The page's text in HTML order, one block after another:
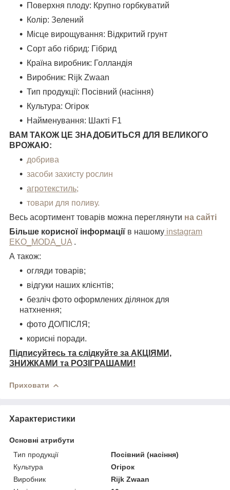
Поверхня плоду: Крупно горбкуватий
Колір: Зелений
Місце вирощування: Відкритий грунт
Сорт або гібрид: Гібрид
Країна виробник: Голландія
Виробник: Rijk Zwaan
Тип продукції: Посівний (насіння)
Культура: Огірок
Найменування: Шакті F1
ВАМ ТАКОЖ ЦЕ ЗНАДОБИТЬСЯ ДЛЯ ВЕЛИКОГО
ВРОЖАЮ:
добрива
засоби захисту рослин
агротекстиль;
товари для поливу.
Весь асортимент товарів можна переглянути на сайті
Більше корисної інформації в нашому instagram
EKO_MODA_UA .
А також:
огляди товарів;
відгуки наших клієнтів;
безліч фото оформлених ділянок для
натхнення;
фото ДО/ПІСЛЯ;
корисні поради.
Підписуйтесь та слідкуйте за АКЦІЯМИ,
ЗНИЖКАМИ та РОЗІГРАШАМИ!
Приховати
Характеристики
Основні атрибути
Тип продукції
Посівний (насіння)
Культура
Огірок
Виробник
Rijk Zwaan